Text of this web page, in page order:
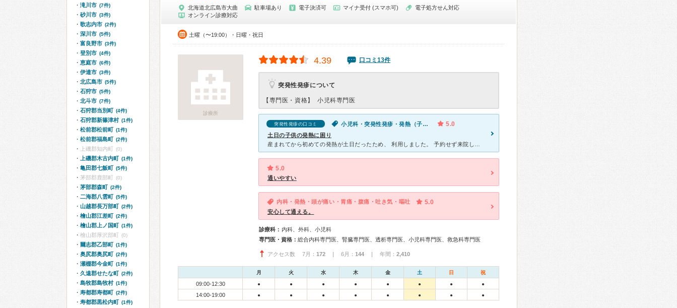
北海道北広島市大曲 駐車場あり 電子決済可 マイナ受付 (スマホ可)
電子処方せん対応
オンライン診療対応
土曜（〜19:00）・日曜・祝日
診療所
4.39 口コミ13件
突発性発疹について
【専門医・資格】 小児科専門医
突発性発疹の口コミ 小児科・突発性発疹・発熱（子供） 5.0
土日の子供の発熱に困り
5.0
通いやすい
内科・発熱・頭が痛い・胃痛・腹痛・吐き気・嘔吐 5.0
安心して通える。
診療科： 内科、外科、小児科
専門医・資格： 総合内科専門医、腎臓専門医、透析専門医、小児科専門医、救急科専門医
アクセス数 7月： 172 | 6月： 144 | 年間： 2,410
月 火 水 木 金 土 日 祝
09:00-12:30 ● ● ● ● ● ● ● ●
14:00-19:00 ● ● ● ● ● ● ● ●
滝川市 (7件)
砂川市 (3件)
歌志内市 (2件)
深川市 (5件)
富良野市 (3件)
登別市 (4件)
恵庭市 (6件)
伊達市 (3件)
北広島市 (5件)
石狩市 (5件)
北斗市 (7件)
石狩郡当別町 (4件)
石狩郡新篠津村 (1件)
松前郡松前町 (1件)
松前郡福島町 (2件)
上磯郡知内町 (0)
上磯郡木古内町 (1件)
亀田郡七飯町 (5件)
茅部郡鹿部町 (0)
茅部郡森町 (2件)
二海郡八雲町 (5件)
山越郡長万部町 (2件)
檜山郡江差町 (2件)
檜山郡上ノ国町 (1件)
檜山郡厚沢部町 (0)
爾志郡乙部町 (1件)
奥尻郡奥尻町 (2件)
瀬棚郡今金町 (1件)
久遠郡せたな町 (2件)
島牧郡島牧村 (1件)
寿都郡寿都町 (2件)
寿都郡黒松内町 (1件)